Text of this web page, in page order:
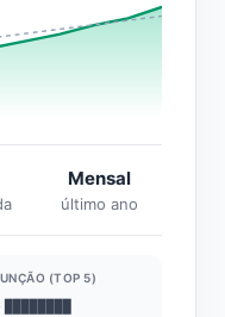
Mensal
último ano
(TOP 5)
████████